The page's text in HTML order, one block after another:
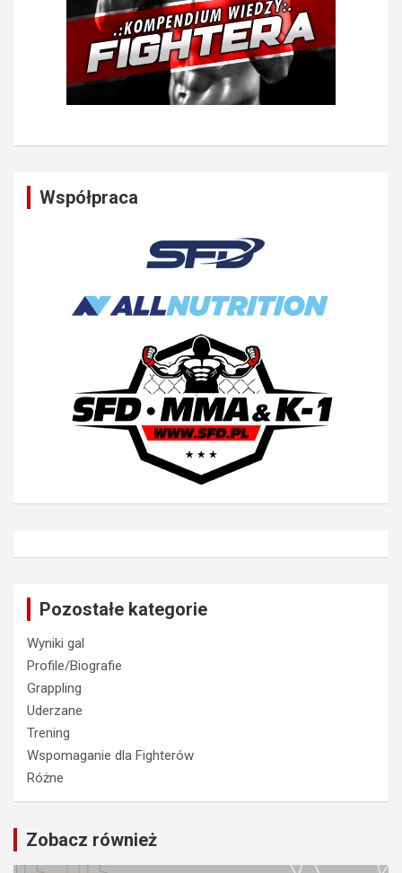
Współpraca
Pozostałe kategorie
Wyniki gal
Profile/Biografie
Grappling
Uderzane
Trening
Wspomaganie dla Fighterów
Różne
Zobacz również